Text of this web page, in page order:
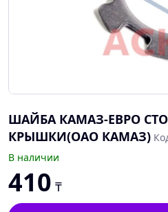
ШАЙБА КАМАЗ-ЕВРО
КРЫШКИ(ОАО КАМАЗ)
В наличии
410 ₸